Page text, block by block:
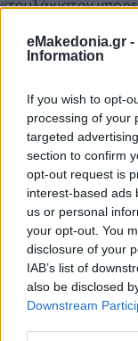
eMakedonia.gr -
Information
If you wish to opt-
processing of your
targeted
section to confirm
opt-out request is
interest-based ads
us or personal
your opt-out. You
disclosure of your
IAB’s list of
also be disclosed
Downstream
«τουλάχιστον
δήμαρχος
Μαμντάνι
δολάριαγια το δικό
Με πληροφορίες
Κάνε κλικ και
ΔΙΕΘΝΗ ΗΠΑ